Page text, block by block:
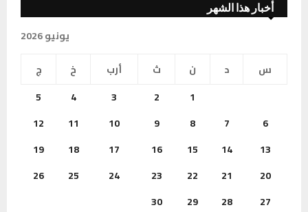
أخبار هذا الشهر
يونيو 2026
س
د ن ث أرب خ
ج
1
2
3
4
5
6
7
8
9
10
11
12
13
14
15
16
17
18
19
20
21
22
23
24
25
26
27
28
29
30